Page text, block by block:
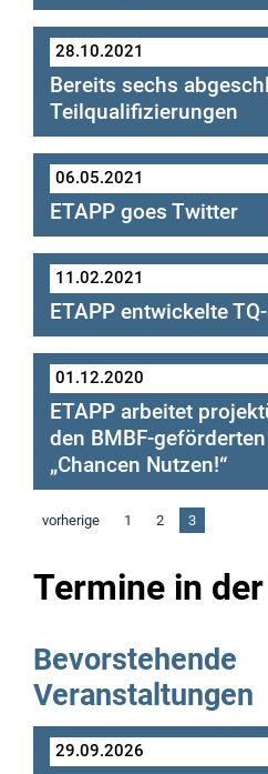
Hauswirtschafter
28.10.2021
Bereits sechs
Teilqualifizierungen
06.05.2021
ETAPP goes Twitter
www.twitter.com/
11.02.2021
ETAPP entwickelte
Strukturvorlage
01.12.2020
ETAPP arbeitet
den BMBF-
„Chancen Nutzen!“
Berufsbildung)
vorherige 1 2 3
Termine in
Bevorstehende
Veranstaltungen
29.09.2026